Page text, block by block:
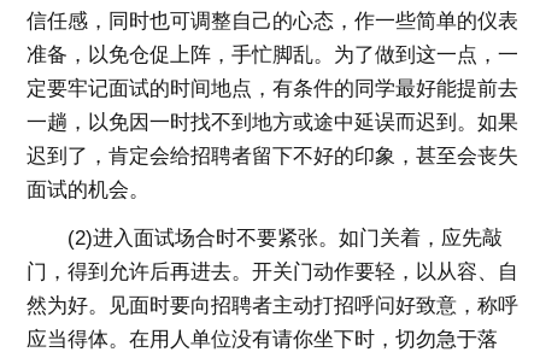
信任感，同时也可调整自己的心态，作一些简单的仪表
准备，以免仓促上阵，手忙脚乱。为了做到这一点，一
定要牢记面试的时间地点，有条件的同学最好能提前去
一趟，以免因一时找不到地方或途中延误而迟到。如果
迟到了，肯定会给招聘者留下不好的印象，甚至会丧失
面试的机会。
(2)进入面试场合时不要紧张。如门关着，应先敲
门，得到允许后再进去。开关门动作要轻，以从容、自
然为好。见面时要向招聘者主动打招呼问好致意，称呼
应当得体。在用人单位没有请你坐下时，切勿急于落